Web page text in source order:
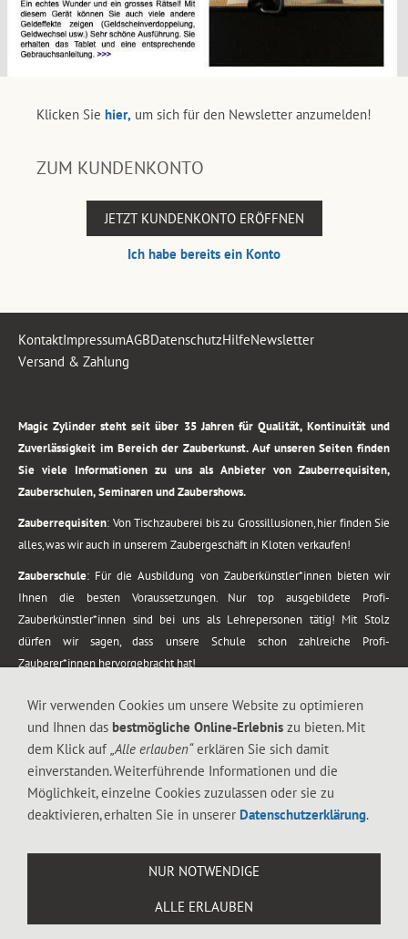
Klicken Sie hier, um sich für den Newsletter anzumelden!
ZUM KUNDENKONTO
JETZT KUNDENKONTO ERÖFFNEN
Ich habe bereits ein Konto
KontaktImpressumAGBDatenschutzHilfeNewsletter
Versand & Zahlung
Magic Zylinder steht seit über 35 Jahren für Qualität, Kontinuität und
Zuverlässigkeit im Bereich der Zauberkunst. Auf unseren Seiten finden
Sie viele Informationen zu uns als Anbieter von Zauberrequisiten,
Zauberschulen, Seminaren und Zaubershows.
Zauberrequisiten: Von Tischzauberei bis zu Grossillusionen, hier finden Sie
alles, was wir auch in unserem Zaubergeschäft in Kloten verkaufen!
Zauberschule: Für die Ausbildung von Zauberkünstler*innen bieten wir
Ihnen die besten Voraussetzungen. Nur top ausgebildete Profi-
Zauberkünstler*innen sind bei uns als Lehrepersonen tätig! Mit Stolz
dürfen wir sagen, dass unsere Schule schon zahlreiche Profi-
Zauberer*innen hervorgebracht hat!
vom Kinderprogramm bis zur Tischzauberei. Lassen Sie sich faszinieren von
meiner Zauber-Sprech-Show, angerührt mit sprachlichen Sequenzen,
gewürzt mit Gags und visuellen Illusionen wie Kaninchen, Vasen, Seilen,
Flughafenstrasse 4, 8302 Kloten
Wir verwenden Cookies um unsere Website zu optimieren
und Ihnen das bestmögliche Online-Erlebnis zu bieten. Mit
dem Klick auf „Alle erlauben“erklären Sie sich damit
einverstanden. Weiterführende Informationen und die
Möglichkeit, einzelne Cookies zuzulassen oder sie zu
deaktivieren, erhalten Sie in unserer Datenschutzerklärung.
NUR NOTWENDIGE
ALLE ERLAUBEN